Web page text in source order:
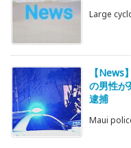
Large
【News
の男性
逮捕
Maui